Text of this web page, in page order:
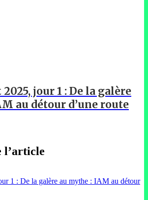
jour 1 : De la galère
au détour d’une route
l’article
1 : De la galère au mythe : IAM au détour